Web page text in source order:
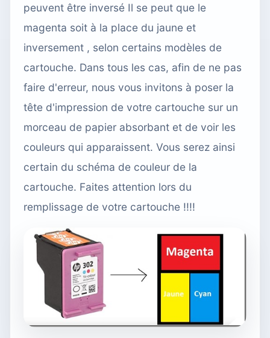
peuvent être inversé Il se peut que le
magenta soit à la place du jaune et
inversement , selon certains modèles de
cartouche. Dans tous les cas, afin de ne pas
faire d'erreur, nous vous invitons à poser la
tête d'impression de votre cartouche sur un
morceau de papier absorbant et de voir les
couleurs qui apparaissent. Vous serez ainsi
certain du schéma de couleur de la
cartouche. Faites attention lors du
remplissage de votre cartouche !!!!